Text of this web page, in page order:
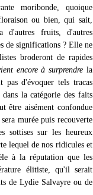
moribonde, quoique
ou bien, qui sait,
d'autres fruits, d'autres
de significations ? Elle ne
broderont de rapides
encore à surprendre la
d'évoquer tels tracas
la catégorie des faits
être aisément confondue
murée puis recouverte
sottises sur les heureux
lequel de nos ridicules et
à la réputation que les
élitiste, qu'il serait
de Lydie Salvayre ou de